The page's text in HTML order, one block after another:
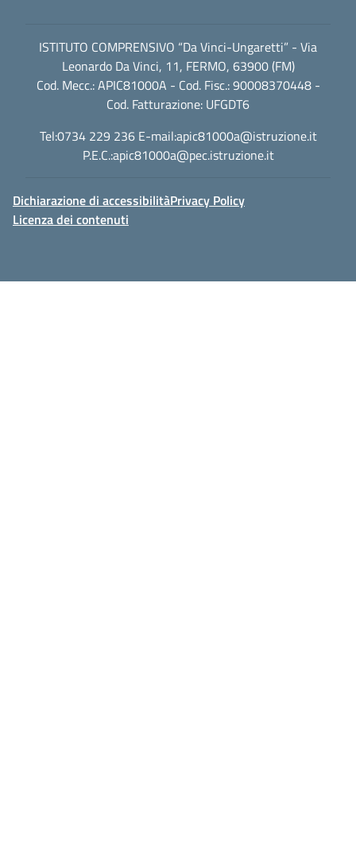
ISTITUTO COMPRENSIVO “Da Vinci-Ungaretti” - Via
Leonardo Da Vinci, 11, FERMO, 63900 (FM)
Cod. Mecc.: APIC81000A - Cod. Fisc.: 90008370448 -
Cod. Fatturazione: UFGDT6
Tel:0734 229 236 E-mail:apic81000a@istruzione.it
P.E.C.:apic81000a@pec.istruzione.it
Dichiarazione di accessibilitàPrivacy Policy
Licenza dei contenuti